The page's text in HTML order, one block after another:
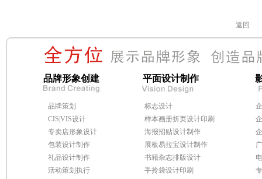
返回
品牌形象创建 平面设计制作
品牌策划
CIS|VIS设计
专卖店形象设计
包装设计制作
礼品设计制作
活动策划执行
标志设计
样本画册折页设计印刷
海报招贴设计制作
展板易拉宝设计制作
书籍杂志排版设计
手拎袋设计印刷